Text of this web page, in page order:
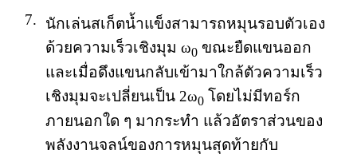
7.
นักเล่นสเก็ตน้ำแข็งสามารถหมุนรอบตัวเอง
ด้วยความเร็วเชิงมุม ω0ขณะยืดแขนออก
และเมื่อดึงแขนกลับเข้ามาใกล้ตัวความเร็ว
เชิงมุมจะเปลี่ยนเป็น 2ω0โดยไม่มีทอร์ก
ภายนอกใด ๆ มากระทำ แล้วอัตราส่วนของ
พลังงานจลน์ของการหมุนสุดท้ายกับ